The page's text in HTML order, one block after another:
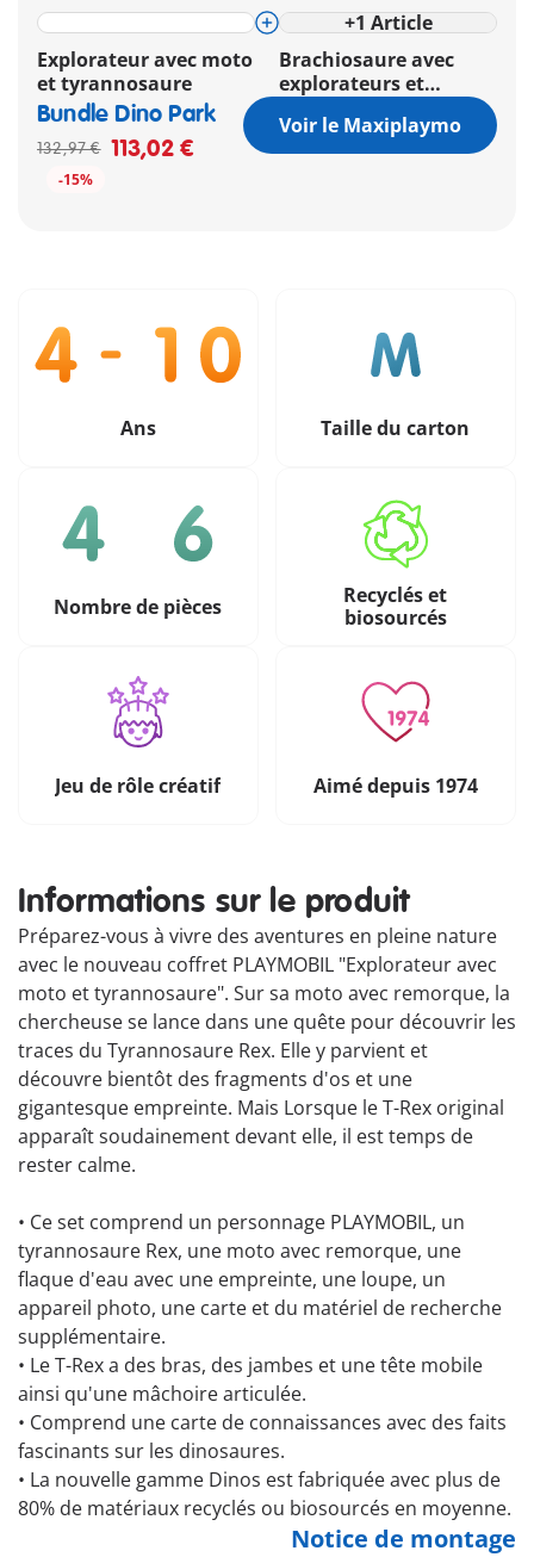
Explorateur avec moto
et tyrannosaure
+1 Article
Brachiosaure avec
explorateurs et
Bundle Dino Park
132,97 € 113,02 €
-15%
Voir le Maxiplaymo
Ans Taille du carton
Nombre de pièces
Recyclés et
biosourcés
Jeu de rôle créatif Aimé depuis 1974
Informations sur le produit
Préparez-vous à vivre des aventures en pleine nature
avec le nouveau coffret PLAYMOBIL "Explorateur avec
moto et tyrannosaure". Sur sa moto avec remorque, la
chercheuse se lance dans une quête pour découvrir les
traces du Tyrannosaure Rex. Elle y parvient et
découvre bientôt des fragments d'os et une
gigantesque empreinte. Mais Lorsque le T-Rex original
apparaît soudainement devant elle, il est temps de
rester calme.
• Ce set comprend un personnage PLAYMOBIL, un
tyrannosaure Rex, une moto avec remorque, une
flaque d'eau avec une empreinte, une loupe, un
appareil photo, une carte et du matériel de recherche
supplémentaire.
• Le T-Rex a des bras, des jambes et une tête mobile
ainsi qu'une mâchoire articulée.
• Comprend une carte de connaissances avec des faits
fascinants sur les dinosaures.
• La nouvelle gamme Dinos est fabriquée avec plus de
80% de matériaux recyclés ou biosourcés en moyenne.
Notice de montage